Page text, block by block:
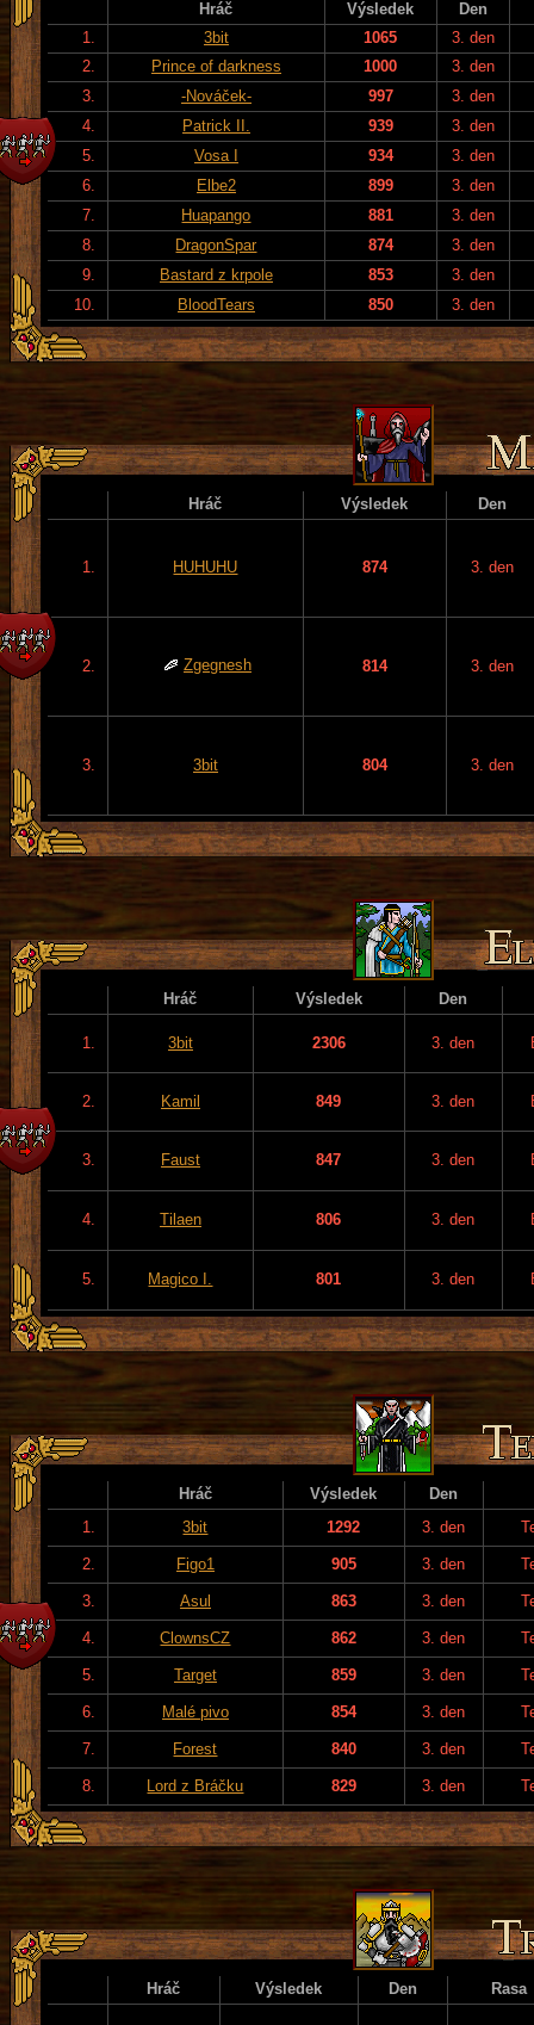
Hráč Výsledek
Den
1.
3bit 1065
3. den
2.
Prince of darkness 1000
3. den
3.
-Nováček- 997
3. den
4.
Patrick II. 939
3. den
5.
Vosa I 934
3. den
6.
Elbe2 899
3. den
7.
Huapango 881
3. den
8.
DragonSpar 874
3. den
9.
Bastard z krpole 853
3. den
10.
BloodTears 850 3. den
Hráč Výsledek Den
1. HUHUHU 874 3. den
2. Zgegnesh 814 3. den
3. 3bit 804 3. den
Hráč Výsledek Den
1. 3bit 2306 3. den
2. Kamil 849 3. den
3. Faust 847 3. den
4. Tilaen 806 3. den
5. Magico I. 801 3. den
Hráč Výsledek
Den
1.
3bit 1292 3. den
2. Figo1 905 3. den
3. Asul 863 3. den
4. ClownsCZ 862 3. den
5. Target 859 3. den
6. Malé pivo 854 3. den
7. Forest 840 3. den
8. Lord z Bráčku 829 3. den
Hráč Výsledek Den Rasa